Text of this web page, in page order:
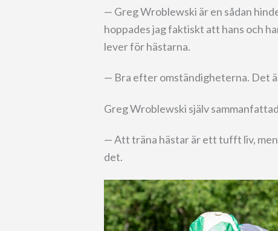
— Greg Wroblewski är en sådan
hoppades jag faktiskt att hans och
lever för hästarna.
— Bra efter omständigheterna. Det
Greg Wroblewski själv
— Att träna hästar är ett tufft liv,
det.